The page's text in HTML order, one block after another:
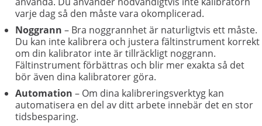
varje dag så den måste vara okomplicerad.
Noggrann – Bra noggrannhet är naturligtvis ett måste.
Du kan inte kalibrera och justera fältinstrument korrekt
om din kalibrator inte är tillräckligt noggrann.
Fältinstrument förbättras och blir mer exakta så det
bör även dina kalibratorer göra.
Automation – Om dina kalibreringsverktyg kan
automatisera en del av ditt arbete innebär det en stor
tidsbesparing.